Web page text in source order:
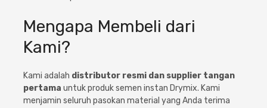
Mengapa Membeli dari
Kami?
Kami adalah distributor resmi dan supplier tangan
pertama untuk produk semen instan Drymix. Kami
menjamin seluruh pasokan material yang Anda terima